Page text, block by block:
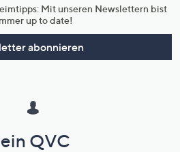
Mit unseren Newslettern bist
up to date!
abonnieren
QVC